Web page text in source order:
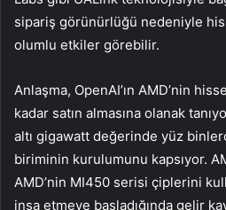
sipariş görünürlüğü nedeniyle
olumlu etkiler görebilir.
Anlaşma, OpenAI’ın AMD’nin
kadar satın almasına olanak
altı gigawatt değerinde yüz
biriminin kurulumunu kapsıyor.
AMD’nin MI450 serisi çiplerini
inşa etmeye başladığında gelir